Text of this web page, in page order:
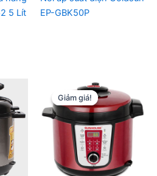
5 Lít
₫.
EP-GBK50P
Giảm giá!
Giảm giá!